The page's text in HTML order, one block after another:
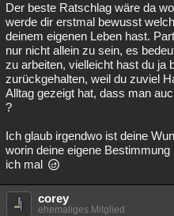
Der beste Ratschlag wäre da
werde dir erstmal bewusst
deinem eigenen Leben hast.
nur nicht allein zu sein, es
zu arbeiten, vielleicht hast du ja
zurückgehalten, weil du zuviel
Alltag gezeigt hat, dass man
?
Ich glaub irgendwo ist deine
worin deine eigene
ich mal
corey
ehemaliges Mitglied